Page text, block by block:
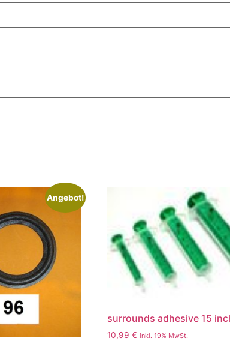
Angebot!
surrounds adhesive 15
10,99€ inkl. 19% MwSt.